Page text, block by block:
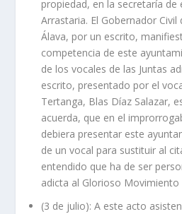
propiedad, en la secretaría
Arrastaria. El Gobernador Civil
Álava, por un escrito,
competencia de este
de los vocales de las Juntas
escrito, presentado por el
Tertanga, Blas Díaz Salazar,
acuerda, que en el
debiera presentar este
de un vocal para sustituir al
entendido que ha de ser
adicta al Glorioso Movimiento
(3 de julio): A este acto